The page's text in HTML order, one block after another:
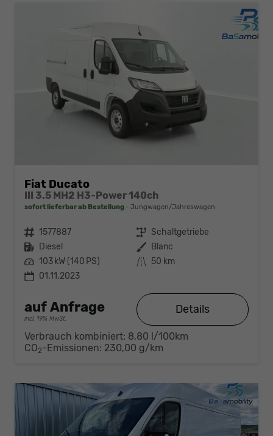
Fiat Ducato
III 3.5 MH2 H3-Power 140ch
sofort lieferbar ab Bestellung Jungwagen/Jahreswagen
Fahrzeugnr. 1577887 Getriebe Schaltgetriebe
Kraftstoff Diesel Außenfarbe Blanc
Leistung 103 kW (140 PS) Kilometerstand 50 km
01.11.2023
auf Anfrage
incl. 19% MwSt.
Details
Verbrauch kombiniert: 8,80 l/100km
CO2-Emissionen: 230,00 g/km